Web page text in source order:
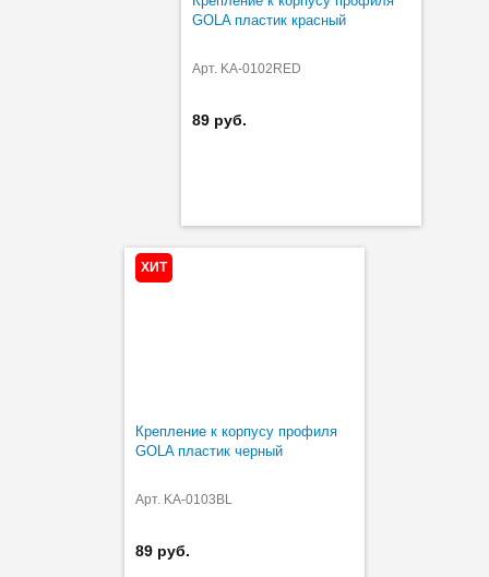
GOLA пластик красный
Арт. KA-0102RED
89 руб.
ХИТ
Крепление к корпусу профиля
GOLA пластик черный
Арт. KA-0103BL
89 руб.